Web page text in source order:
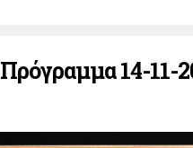
Πρόγραμμα 14-11-